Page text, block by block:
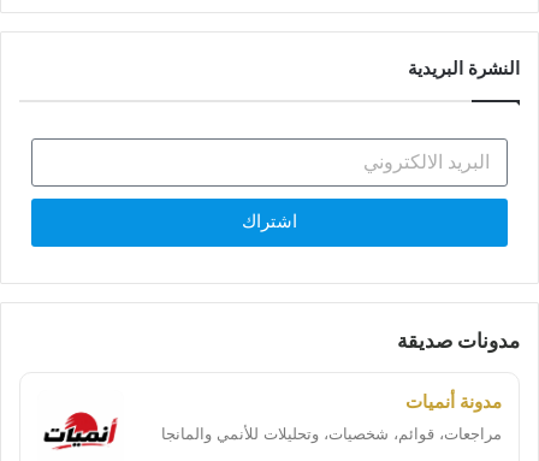
النشرة البريدية
اشتراك
مدونات صديقة
مدونة أنميات
مراجعات، قوائم، شخصيات، وتحليلات للأنمي والمانجا